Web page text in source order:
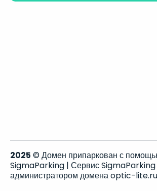
2025 © Домен припаркован с
SigmaParking | Сервис SigmaParking
администратором домена optic-lite.ru